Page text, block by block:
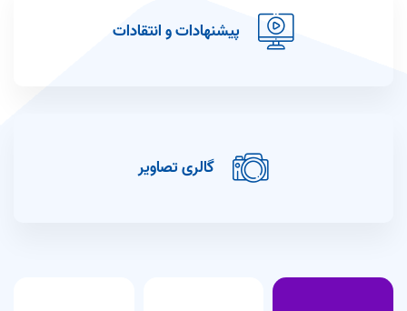
اطلاعیه جذب نیروی طرحی در معاونت بهداشت دانشگاه ایران
های خدمات مبارزه با حشرات و جانوران موذی در اماکن عمومی و خانگی
حوزه تحت پوشش دانشگاه ایران-شهریور 1404
1404/02/17
پیشنهادات و انتقادات
گالری تصاویر